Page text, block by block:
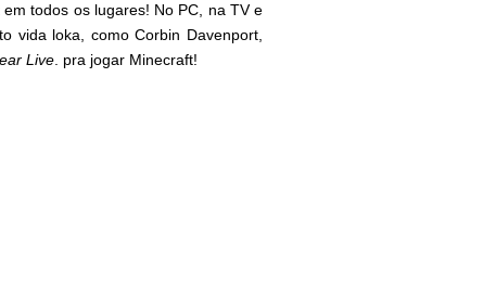
todos os lugares! No PC, na TV e
vida loka, como Corbin Davenport,
Live . pra jogar Minecraft!